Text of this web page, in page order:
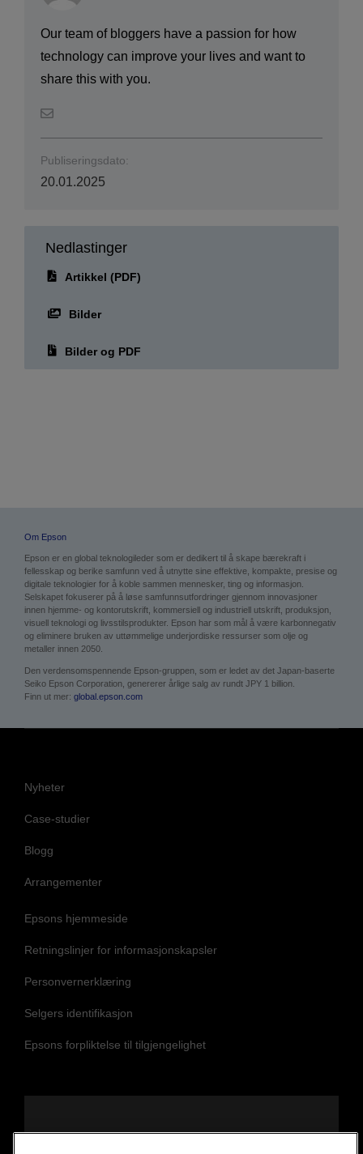
Our team of bloggers have a passion for how
technology can improve your lives and want to
share this with you.
Publiseringsdato:
20.01.2025
Nedlastinger
Artikkel (PDF)
Bilder
Bilder og PDF
Om Epson
Epson er en global teknologileder som er dedikert til å skape bærekraft i
fellesskap og berike samfunn ved å utnytte sine effektive, kompakte, presise og
digitale teknologier for å koble sammen mennesker, ting og informasjon.
Selskapet fokuserer på å løse samfunnsutfordringer gjennom innovasjoner
innen hjemme- og kontorutskrift, kommersiell og industriell utskrift, produksjon,
visuell teknologi og livsstilsprodukter. Epson har som mål å være karbonnegativ
og eliminere bruken av uttømmelige underjordiske ressurser som olje og
metaller innen 2050.
Den verdensomspennende Epson-gruppen, som er ledet av det Japan-baserte
Seiko Epson Corporation, genererer årlige salg av rundt JPY 1 billion.
Finn ut mer: global.epson.com
Nyheter
Case-studier
Blogg
Arrangementer
Epsons hjemmeside
Retningslinjer for informasjonskapsler
Personvernerklæring
Selgers identifikasjon
Epsons forpliktelse til tilgjengelighet
Følg oss for å holde deg oppdatert og